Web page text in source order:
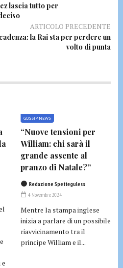
lascia tutto per
ARTICOLO PRECEDENTE
la Rai sta per perdere un
volto di punta
GOSSIP NEWS
“Nuove tensioni per
William: chi sarà il
grande assente al
pranzo di Natale?”
Redazione Spetteguless
4 Novembre 2024
Mentre la stampa inglese
inizia a parlare di un possibile
riavvicinamento tra il
principe William e il...